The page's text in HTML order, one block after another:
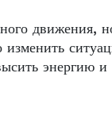
движения,
изменить
энергию и